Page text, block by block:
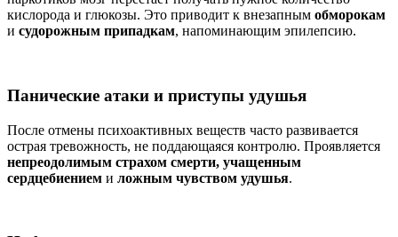
кислорода и глюкозы. Это приводит к внезапным обморокам
и судорожным припадкам, напоминающим эпилепсию.
Панические атаки и приступы удушья
После отмены психоактивных веществ часто развивается
острая тревожность, не поддающаяся контролю. Проявляется
непреодолимым страхом смерти, учащенным
сердцебиением и ложным чувством удушья.